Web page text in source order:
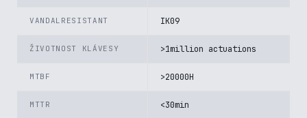
VANDALRESISTANT IK09
ŽIVOTNOST KLÁVESY >1million actuations
MTBF >20000H
MTTR <30min